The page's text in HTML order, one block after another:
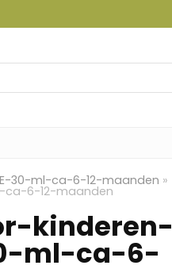
30-ml-ca-6-12-maanden »
ca-6-12-maanden
kinderen-
ml-ca-6-